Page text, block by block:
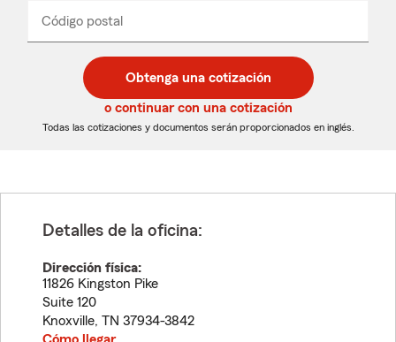
desplegable
Código postal
de
5
dígitos
de
5
dígitos
_____
Obtenga una cotización
o continuar con una cotización
Todas las cotizaciones y documentos serán proporcionados en inglés.
Detalles de la oficina:
Dirección física:
11826 Kingston Pike
Suite 120
Knoxville, TN 37934-3842